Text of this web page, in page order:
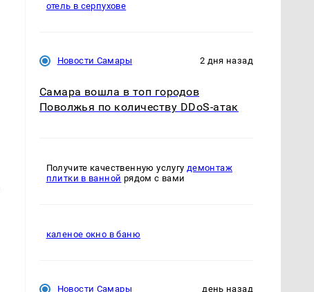
отель в серпухове
Новости Самары 2 дня назад
Самара вошла в топ городов
Поволжья по количеству DDoS-атак
Получите качественную услугу демонтаж
плитки в ванной рядом с вами
каленое окно в баню
Новости Самары день назад